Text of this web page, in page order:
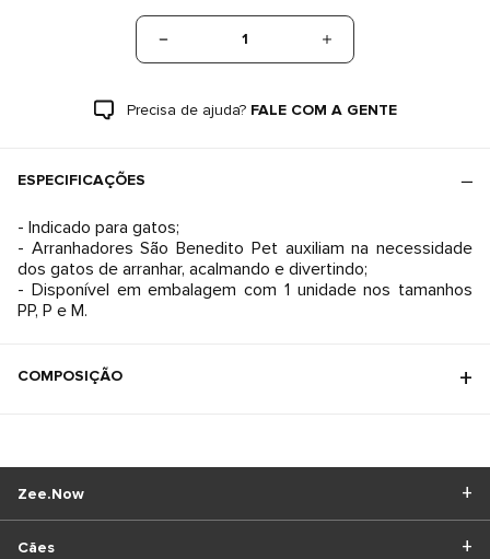
1
Precisa de ajuda? FALE COM A GENTE
ESPECIFICAÇÕES
- Indicado para gatos;
- Arranhadores São Benedito Pet auxiliam na necessidade
dos gatos de arranhar, acalmando e divertindo;
- Disponível em embalagem com 1 unidade nos tamanhos
PP, P e M.
COMPOSIÇÃO
Cães
Zee.Now